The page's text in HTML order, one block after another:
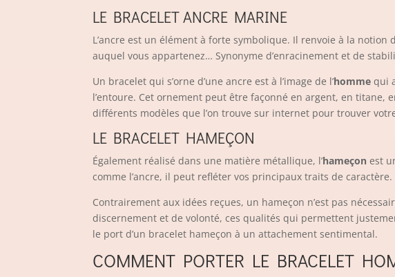
LE BRACELET ANCRE MARINE
L’ancre est un élément à forte symbolique. Il renvoie à la
auquel vous appartenez… Synonyme d’enracinement et de
Un bracelet qui s’orne d’une ancre est à l’image de l’homme qui
l’entoure. Cet ornement peut être façonné en argent, en titane,
différents modèles que l’on trouve sur internet pour trouver
LE BRACELET HAMEÇON
Également réalisé dans une matière métallique, l’hameçon est
comme l’ancre, il peut refléter vos principaux traits de caractère.
Contrairement aux idées reçues, un hameçon n’est pas
discernement et de volonté, ces qualités qui permettent
le port d’un bracelet hameçon à un attachement sentimental.
COMMENT PORTER LE BRACELET